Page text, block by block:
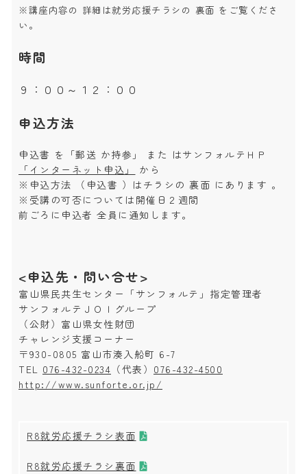
※講座内容の 詳細は就労応援チラシの 裏面 をご覧くださ
い。
時間
９：００～１２：００
申込方法
申込書 を「郵送 か持参」 また はサンフォルテＨＰ
「インターネット申込」
から
※申込方法 （申込書 ）はチラシの 裏面 にあります 。
※受講の可否については開催日２週間
前ごろに申込者 全員に通知します。
<申込先・問い合せ>
富山県民共生センター「サンフォルテ」指定管理者
サンフォルテＪＯＩグループ
（公財）富山県女性財団
チャレンジ支援コーナー
〒930-0805 富山市湊入船町 6-7
TEL 076-432-0234 （代表） 076-432-4500
http://www.sunforte.or.jp/
R8就労応援チラシ表面
R8就労応援チラシ裏面